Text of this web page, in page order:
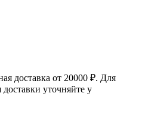
доставка от 20000 ₽. Для
уточняйте у